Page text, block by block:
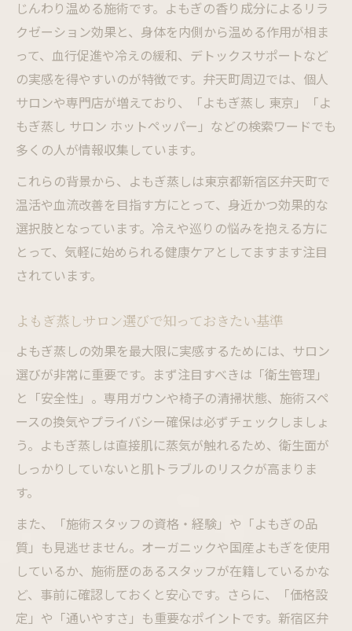
じんわり温める施術です。よもぎの香り成分によるリラ
クゼーション効果と、身体を内側から温める作用が相ま
って、血行促進や冷えの緩和、デトックスサポートなど
の実感を得やすいのが特徴です。弁天町周辺では、個人
サロンや専門店が増えており、「よもぎ蒸し 東京」「よ
もぎ蒸し サロン ホットペッパー」などの検索ワードでも
多くの人が情報収集しています。
これらの背景から、よもぎ蒸しは東京都新宿区弁天町で
温活や血流改善を目指す方にとって、身近かつ効果的な
選択肢となっています。冷えや巡りの悩みを抱える方に
とって、気軽に始められる健康ケアとしてますます注目
されています。
よもぎ蒸しサロン選びで知っておきたい基準
よもぎ蒸しの効果を最大限に実感するためには、サロン
選びが非常に重要です。まず注目すべきは「衛生管理」
と「安全性」。専用ガウンや椅子の清掃状態、施術スペ
ースの換気やプライバシー確保は必ずチェックしましょ
う。よもぎ蒸しは直接肌に蒸気が触れるため、衛生面が
しっかりしていないと肌トラブルのリスクが高まりま
す。
また、「施術スタッフの資格・経験」や「よもぎの品
質」も見逃せません。オーガニックや国産よもぎを使用
しているか、施術歴のあるスタッフが在籍しているかな
ど、事前に確認しておくと安心です。さらに、「価格設
定」や「通いやすさ」も重要なポイントです。新宿区弁